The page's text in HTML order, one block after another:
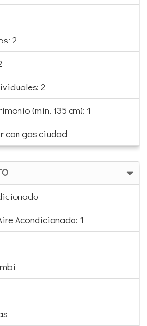
2
2
(min. 135 cm): 1
con gas ciudad
Acondicionado: 1